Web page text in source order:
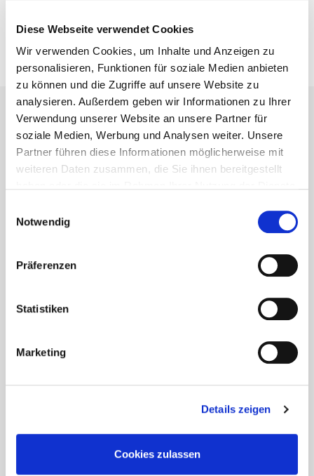
Diese Webseite verwendet Cookies
Wir verwenden Cookies, um Inhalte und Anzeigen zu
personalisieren, Funktionen für soziale Medien anbieten
zu können und die Zugriffe auf unsere Website zu
analysieren. Außerdem geben wir Informationen zu Ihrer
Verwendung unserer Website an unsere Partner für
soziale Medien, Werbung und Analysen weiter. Unsere
Partner führen diese Informationen möglicherweise mit
weiteren Daten zusammen, die Sie ihnen bereitgestellt
Notwendig
Präferenzen
Statistiken
Marketing
Details zeigen
Cookies zulassen
Novedades
¡Hojee nuestros catálogos y
folletos!
Medición